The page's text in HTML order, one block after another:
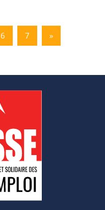
6 7 »